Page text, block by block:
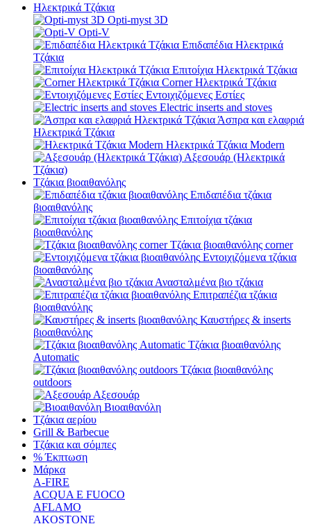
Ηλεκτρικά Τζάκια
Opti-myst 3D
Opti-V
Επιδαπέδια Ηλεκτρικά
Τζάκια
Επιτοίχια Ηλεκτρικά Τζάκια
Corner Ηλεκτρικά Τζάκια
Εντοιχιζόμενες Εστίες
Electric inserts and stoves
Άσπρα και ελαφριά
Ηλεκτρικά Τζάκια
Ηλεκτρικά Τζάκια Modern
Αξεσουάρ (Ηλεκτρικά
Τζάκια)
Τζάκια βιοαιθανόλης
Επιδαπέδια τζάκια
βιοαιθανόλης
Επιτοίχια τζάκια
βιοαιθανόλης
Τζάκια βιοαιθανόλης corner
Εντοιχιζόμενα τζάκια
βιοαιθανόλης
Ανασταλμένα βιο τζάκια
Επιτραπέζια τζάκια
βιοαιθανόλης
Καυστήρες & inserts
βιοαιθανόλης
Τζάκια βιοαιθανόλης
Automatic
Τζάκια βιοαιθανόλης
outdoors
Αξεσουάρ
Βιοαιθανόλη
Τζάκια αερίου
Grill & Barbecue
Τζάκια και σόμπες
% Έκπτωση
Μάρκα
A-FIRE
ACQUA E FUOCO
AFLAMO
AKOSTONE